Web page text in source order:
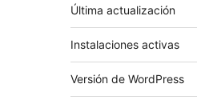
Última actualización
Instalaciones activas
Versión de WordPress